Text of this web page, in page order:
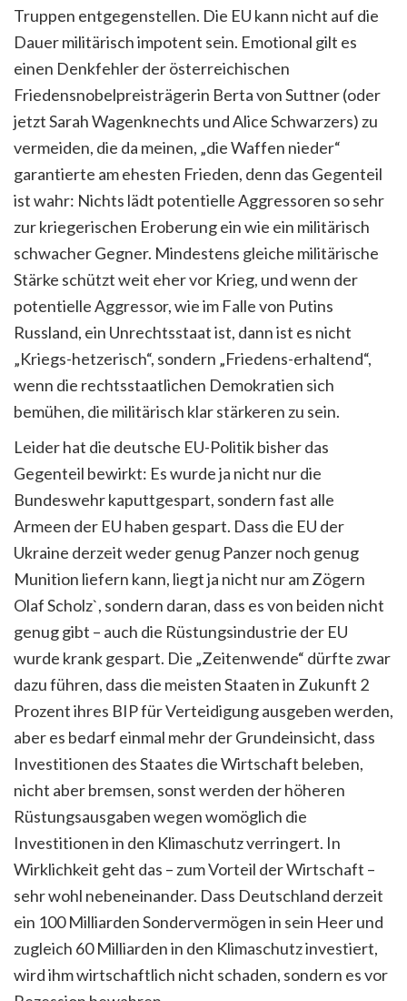
Truppen entgegenstellen. Die EU kann nicht auf die
Dauer militärisch impotent sein. Emotional gilt es
einen Denkfehler der österreichischen
Friedensnobelpreisträgerin Berta von Suttner (oder
jetzt Sarah Wagenknechts und Alice Schwarzers) zu
vermeiden, die da meinen, „die Waffen nieder“
garantierte am ehesten Frieden, denn das Gegenteil
ist wahr: Nichts lädt potentielle Aggressoren so sehr
zur kriegerischen Eroberung ein wie ein militärisch
schwacher Gegner. Mindestens gleiche militärische
Stärke schützt weit eher vor Krieg, und wenn der
potentielle Aggressor, wie im Falle von Putins
Russland, ein Unrechtsstaat ist, dann ist es nicht
„Kriegs-hetzerisch“, sondern „Friedens-erhaltend“,
wenn die rechtsstaatlichen Demokratien sich
bemühen, die militärisch klar stärkeren zu sein.
Leider hat die deutsche EU-Politik bisher das
Gegenteil bewirkt: Es wurde ja nicht nur die
Bundeswehr kaputtgespart, sondern fast alle
Armeen der EU haben gespart. Dass die EU der
Ukraine derzeit weder genug Panzer noch genug
Munition liefern kann, liegt ja nicht nur am Zögern
Olaf Scholz`, sondern daran, dass es von beiden nicht
genug gibt – auch die Rüstungsindustrie der EU
wurde krank gespart. Die „Zeitenwende“ dürfte zwar
dazu führen, dass die meisten Staaten in Zukunft 2
Prozent ihres BIP für Verteidigung ausgeben werden,
aber es bedarf einmal mehr der Grundeinsicht, dass
Investitionen des Staates die Wirtschaft beleben,
nicht aber bremsen, sonst werden der höheren
Rüstungsausgaben wegen womöglich die
Investitionen in den Klimaschutz verringert. In
Wirklichkeit geht das – zum Vorteil der Wirtschaft –
sehr wohl nebeneinander. Dass Deutschland derzeit
ein 100 Milliarden Sondervermögen in sein Heer und
zugleich 60 Milliarden in den Klimaschutz investiert,
wird ihm wirtschaftlich nicht schaden, sondern es vor